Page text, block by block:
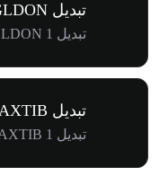
تبدیل GLDON به CAD
تبدیل 1 GLDON به C$548.51
تبدیل AXTIB به CAD
تبدیل 1 AXTIB به C$97.10